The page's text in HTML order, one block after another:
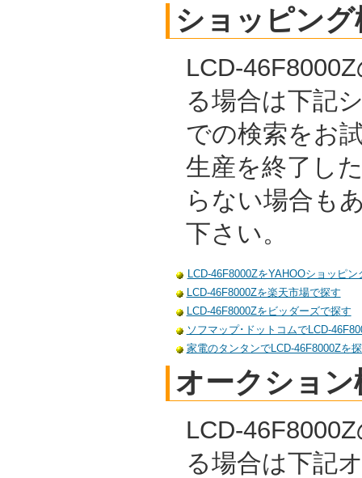
ショッピング
LCD-
る場合は下記
での検索をお
生産を終了し
らない場合も
下さい。
LCD-46F8000ZをYAHOOショッピン
LCD-46F8000Zを楽天市場で探す
LCD-46F8000Zをビッダーズで探す
ソフマップ･ドットコムでLCD-
家電のタンタンでLCD-46F8000Zを
オークション
LCD-
る場合は下記